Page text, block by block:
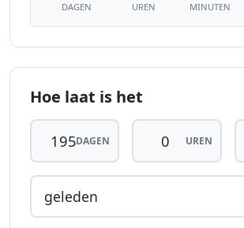
DAGEN UREN MINUTEN
Hoe laat is het
DAGEN UREN